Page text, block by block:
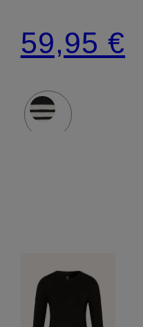
Arm
59,95 €